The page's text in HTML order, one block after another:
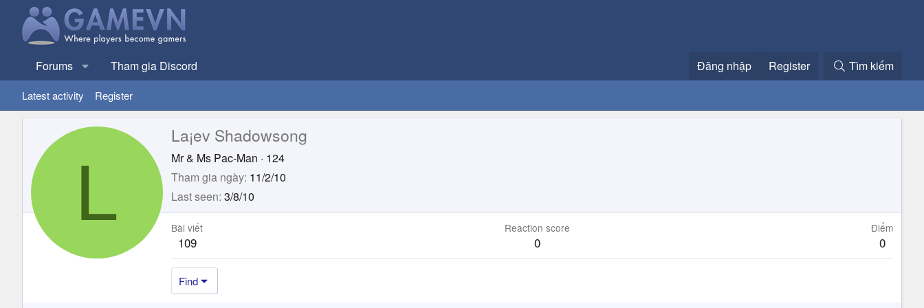
Forums Tham gia Discord Đăng nhập Register Tìm kiếm
Latest activity Register
L
La¡ev Shadowsong
Mr & Ms Pac-Man · 124
Tham gia ngày 11/2/10
Last seen 3/8/10
Bài viết
109
Reaction score
0
Điểm
0
Find